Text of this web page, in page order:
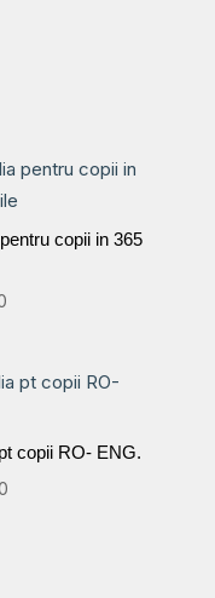
copii in 365
copii RO- ENG.